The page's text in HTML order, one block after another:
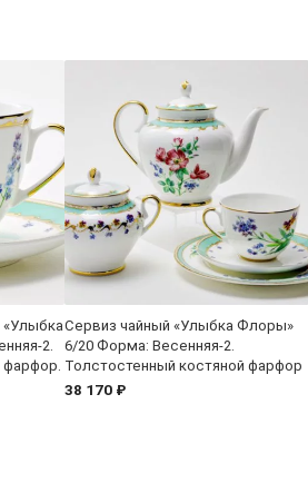
2.
фарфор.
Сервиз чайный «Улыбка Флоры»
6/20 Форма: Весенняя-2.
Толстостенный костяной фарфор
38 170 ₽